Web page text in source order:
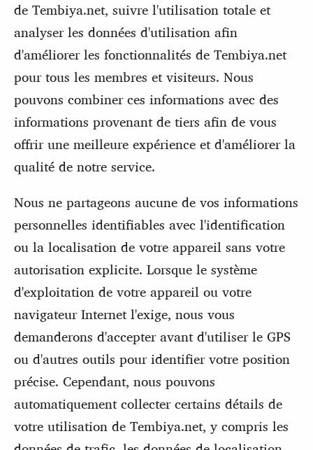
de Tembiya.net, suivre l'utilisation totale et
analyser les données d'utilisation afin
d'améliorer les fonctionnalités de Tembiya.net
pour tous les membres et visiteurs. Nous
pouvons combiner ces informations avec des
informations provenant de tiers afin de vous
offrir une meilleure expérience et d'améliorer la
qualité de notre service.
Nous ne partageons aucune de vos informations
personnelles identifiables avec l'identification
ou la localisation de votre appareil sans votre
autorisation explicite. Lorsque le système
d'exploitation de votre appareil ou votre
navigateur Internet l'exige, nous vous
demanderons d'accepter avant d'utiliser le GPS
ou d'autres outils pour identifier votre position
précise. Cependant, nous pouvons
automatiquement collecter certains détails de
votre utilisation de Tembiya.net, y compris les